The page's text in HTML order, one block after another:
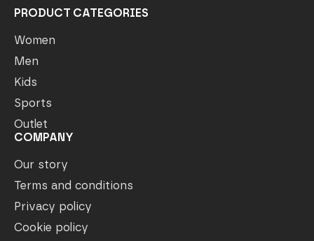
PRODUCT CATEGORIES
Women
Men
Kids
Sports
Outlet
COMPANY
Our story
Terms and conditions
Privacy policy
Cookie policy